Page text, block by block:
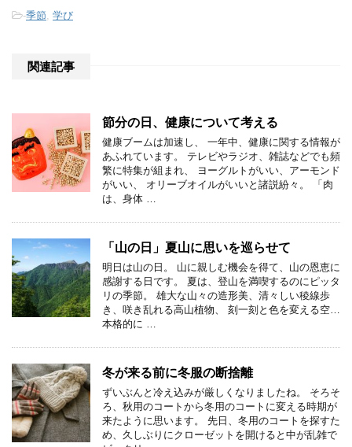
-季節, 学び
関連記事
節分の日、健康について考える
健康ブームは加速し、 一年中、健康に関する情報が
あふれています。 テレビやラジオ、雑誌などでも頻
繁に特集が組まれ、 ヨーグルトがいい、アーモンド
がいい、 オリーブオイルがいいと諸説紛々。 「肉
は、身体 …
「山の日」夏山に思いを巡らせて
明日は山の日。 山に親しむ機会を得て、山の恩恵に
感謝する日です。 夏は、登山を満喫するのにピッタ
リの季節。 雄大な山々の造形美、清々しい稜線歩
き、咲き乱れる高山植物、 刻一刻と色を変える空…
本格的に …
冬が来る前に冬服の断捨離
ずいぶんと冷え込みが厳しくなりましたね。 そろそ
ろ、秋用のコートから冬用のコートに変える時期が
来たように思います。 先日、冬用のコートを探すた
め、久しぶりにクローゼットを開けると中が乱雑で